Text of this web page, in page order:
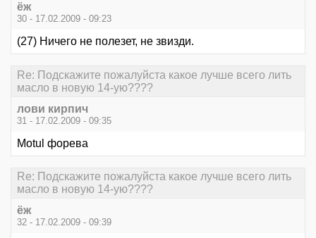
ёж
30 - 17.02.2009 - 09:23
(27) Ничего не полезет, не звизди.
Re: Подскажите пожалуйста какое лучше всего лить
масло в новую 14-ую????
лови кирпич
31 - 17.02.2009 - 09:35
Motul форева
Re: Подскажите пожалуйста какое лучше всего лить
масло в новую 14-ую????
ёж
32 - 17.02.2009 - 09:39